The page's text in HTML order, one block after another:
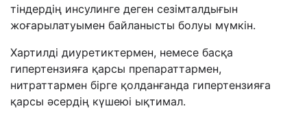
тіндердің инсулинге деген сезімталдығын
жоғарылатуымен байланысты болуы мүмкін.
Хартилді диуретиктермен, немесе басқа
гипертензияға қарсы препараттармен,
нитраттармен бірге қолданғанда гипертензияға
қарсы әсердің күшеюі ықтимал.